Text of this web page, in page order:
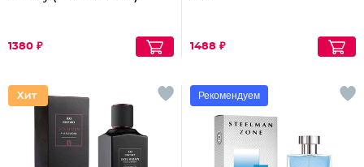
1380 ₽ 1488 ₽
Рекомендуем